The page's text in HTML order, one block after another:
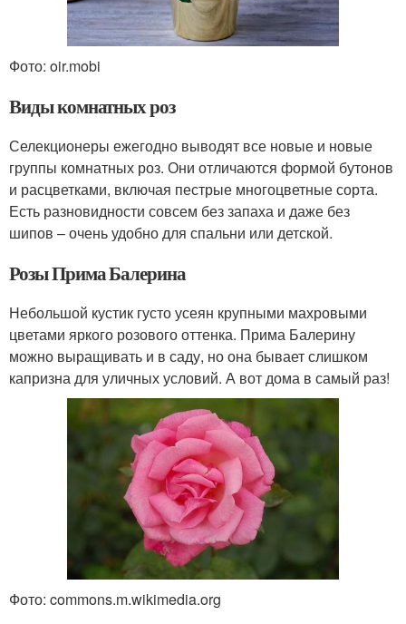
Фото: oir.mobi
Виды комнатных роз
Селекционеры ежегодно выводят все новые и новые
группы комнатных роз. Они отличаются формой бутонов
и расцветками, включая пестрые многоцветные сорта.
Есть разновидности совсем без запаха и даже без
шипов – очень удобно для спальни или детской.
Розы Прима Балерина
Небольшой кустик густо усеян крупными махровыми
цветами яркого розового оттенка. Прима Балерину
можно выращивать и в саду, но она бывает слишком
капризна для уличных условий. А вот дома в самый раз!
Фото: commons.m.wikimedia.org